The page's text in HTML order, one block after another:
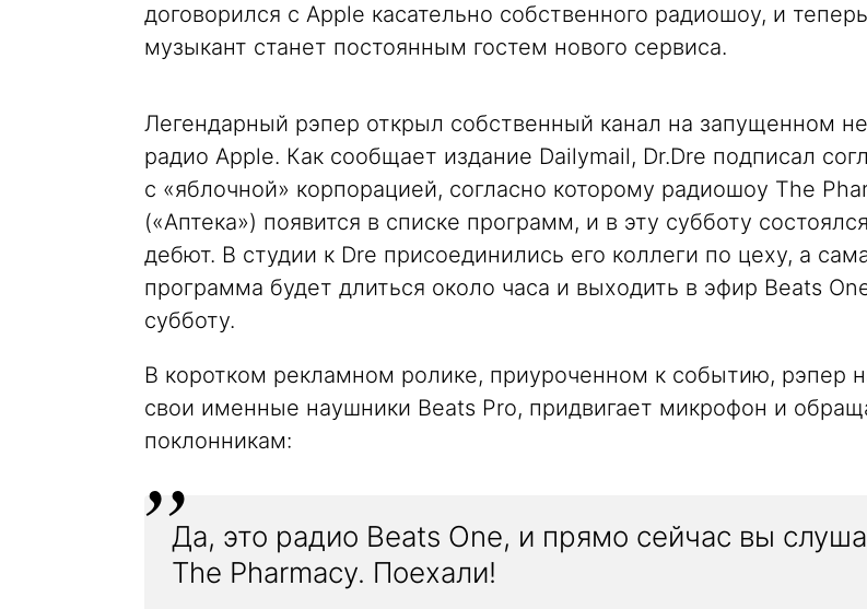
договорился с Apple касательно собственного радиошоу, и теперь
музыкант станет постоянным гостем нового сервиса.
Легендарный рэпер открыл собственный канал на запущенном
радио Apple. Как сообщает издание Dailymail, Dr.Dre подписал
с «яблочной» корпорацией, согласно которому радиошоу The
(«Аптека») появится в списке программ, и в эту субботу
дебют. В студии к Dre присоединились его коллеги по цеху, а
программа будет длиться около часа и выходить в эфир Beats
субботу.
В коротком рекламном ролике, приуроченном к событию, рэпер
свои именные наушники Beats Pro, придвигает микрофон и
поклонникам:
Да, это радио Beats One, и прямо сейчас вы
The Pharmacy. Поехали!